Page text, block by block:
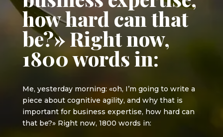
how hard can that
be?» Right now,
1800 words in:
Me, yesterday morning: «oh, I’m going to write a
piece about cognitive agility, and why that is
important for business expertise, how hard can
that be?» Right now, 1800 words in: